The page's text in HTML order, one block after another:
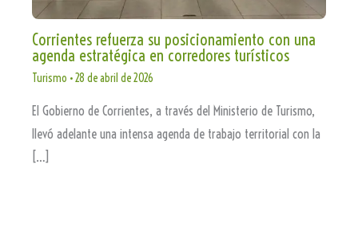
Corrientes refuerza su posicionamiento con una
agenda estratégica en corredores turísticos
Turismo •28 de abril de 2026
El Gobierno de Corrientes, a través del Ministerio de Turismo,
llevó adelante una intensa agenda de trabajo territorial con la
[…]